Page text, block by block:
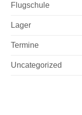
Flugschule
Lager
Termine
Uncategorized